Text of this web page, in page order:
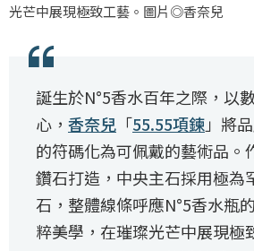
光芒中展現極致工藝。圖片◎香奈兒
誕生於N°5香水百年之際，以
心， 香奈兒 「55.55項鍊」將
的符碼化為可佩戴的藝術品。
鑽石打造，中央主石採用極為
石，整體線條呼應N°5香水瓶
粹美學，在璀璨光芒中展現極